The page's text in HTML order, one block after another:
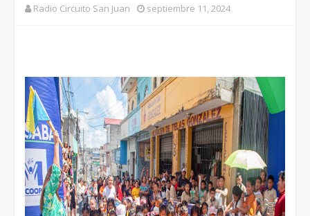
Radio Circuito San Juan septiembre 11, 2024